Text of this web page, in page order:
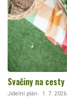
Svačiny na cesty
Jídelní plán · 1. 7. 2026